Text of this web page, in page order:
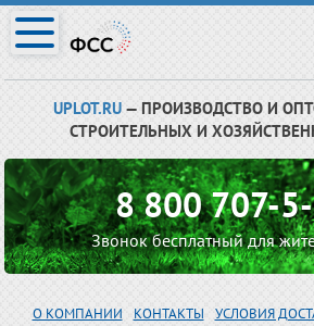
UPLOT.RU — ПРОИЗВОДСТВО И
СТРОИТЕЛЬНЫХ И
8 800 707-
Звонок бесплатный для
О КОМПАНИИ КОНТАКТЫ
УСЛОВИЯ